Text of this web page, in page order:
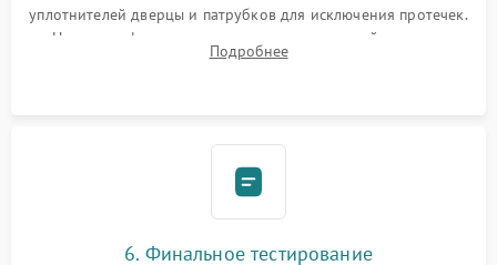
уплотнителей дверцы и патрубков для исключения протечек.
Надежная фиксация хомутов гидравлической системы,
сборка корпуса и установка датчика поплавка.
Подробнее
6. Финальное тестирование